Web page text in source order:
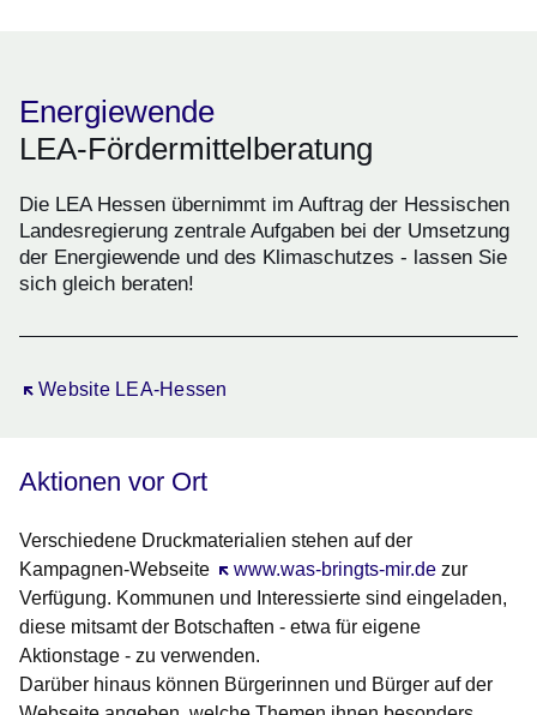
Energiewende
LEA-Fördermittelberatung
Die LEA Hessen übernimmt im Auftrag der Hessischen
Landesregierung zentrale Aufgaben bei der Umsetzung
der Energiewende und des Klimaschutzes - lassen Sie
sich gleich beraten!
Website LEA-Hessen
Öffnet sich in einem neuen Fenster
Aktionen vor Ort
Verschiedene Druckmaterialien stehen auf der
Kampagnen-Webseite
www.was-bringts-mir.de
Öffnet sich in einem neuen Fenster
zur
Verfügung. Kommunen und Interessierte sind eingeladen,
diese mitsamt der Botschaften - etwa für eigene
Aktionstage - zu verwenden.
Darüber hinaus können Bürgerinnen und Bürger auf der